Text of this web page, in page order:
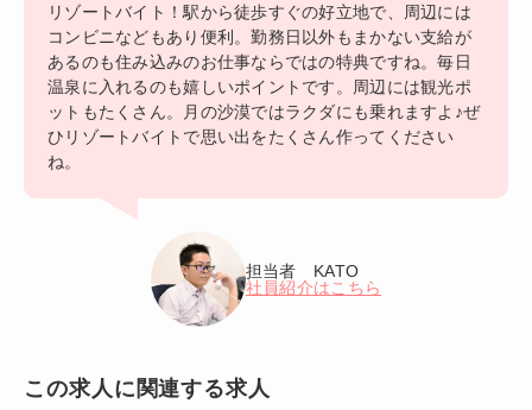
リゾートバイト！駅から徒歩すぐの好立地で、周辺には
コンビニなどもあり便利。勤務日以外もまかない支給が
あるのも住み込みのお仕事ならではの特典ですね。毎日
温泉に入れるのも嬉しいポイントです。周辺には観光ポ
ットもたくさん。月の沙漠ではラクダにも乗れますよ♪ぜ
ひリゾートバイトで思い出をたくさん作ってください
ね。
担当者 KATO
社員紹介はこちら
この求人に関連する求人